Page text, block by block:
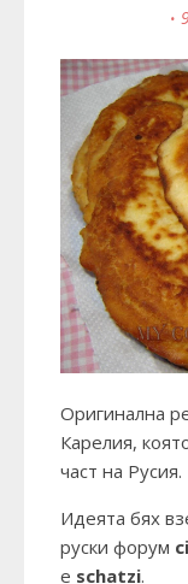
Оригинална
Карелия,
част на Русия.
Идеята бях
руски форум
е schatzi.